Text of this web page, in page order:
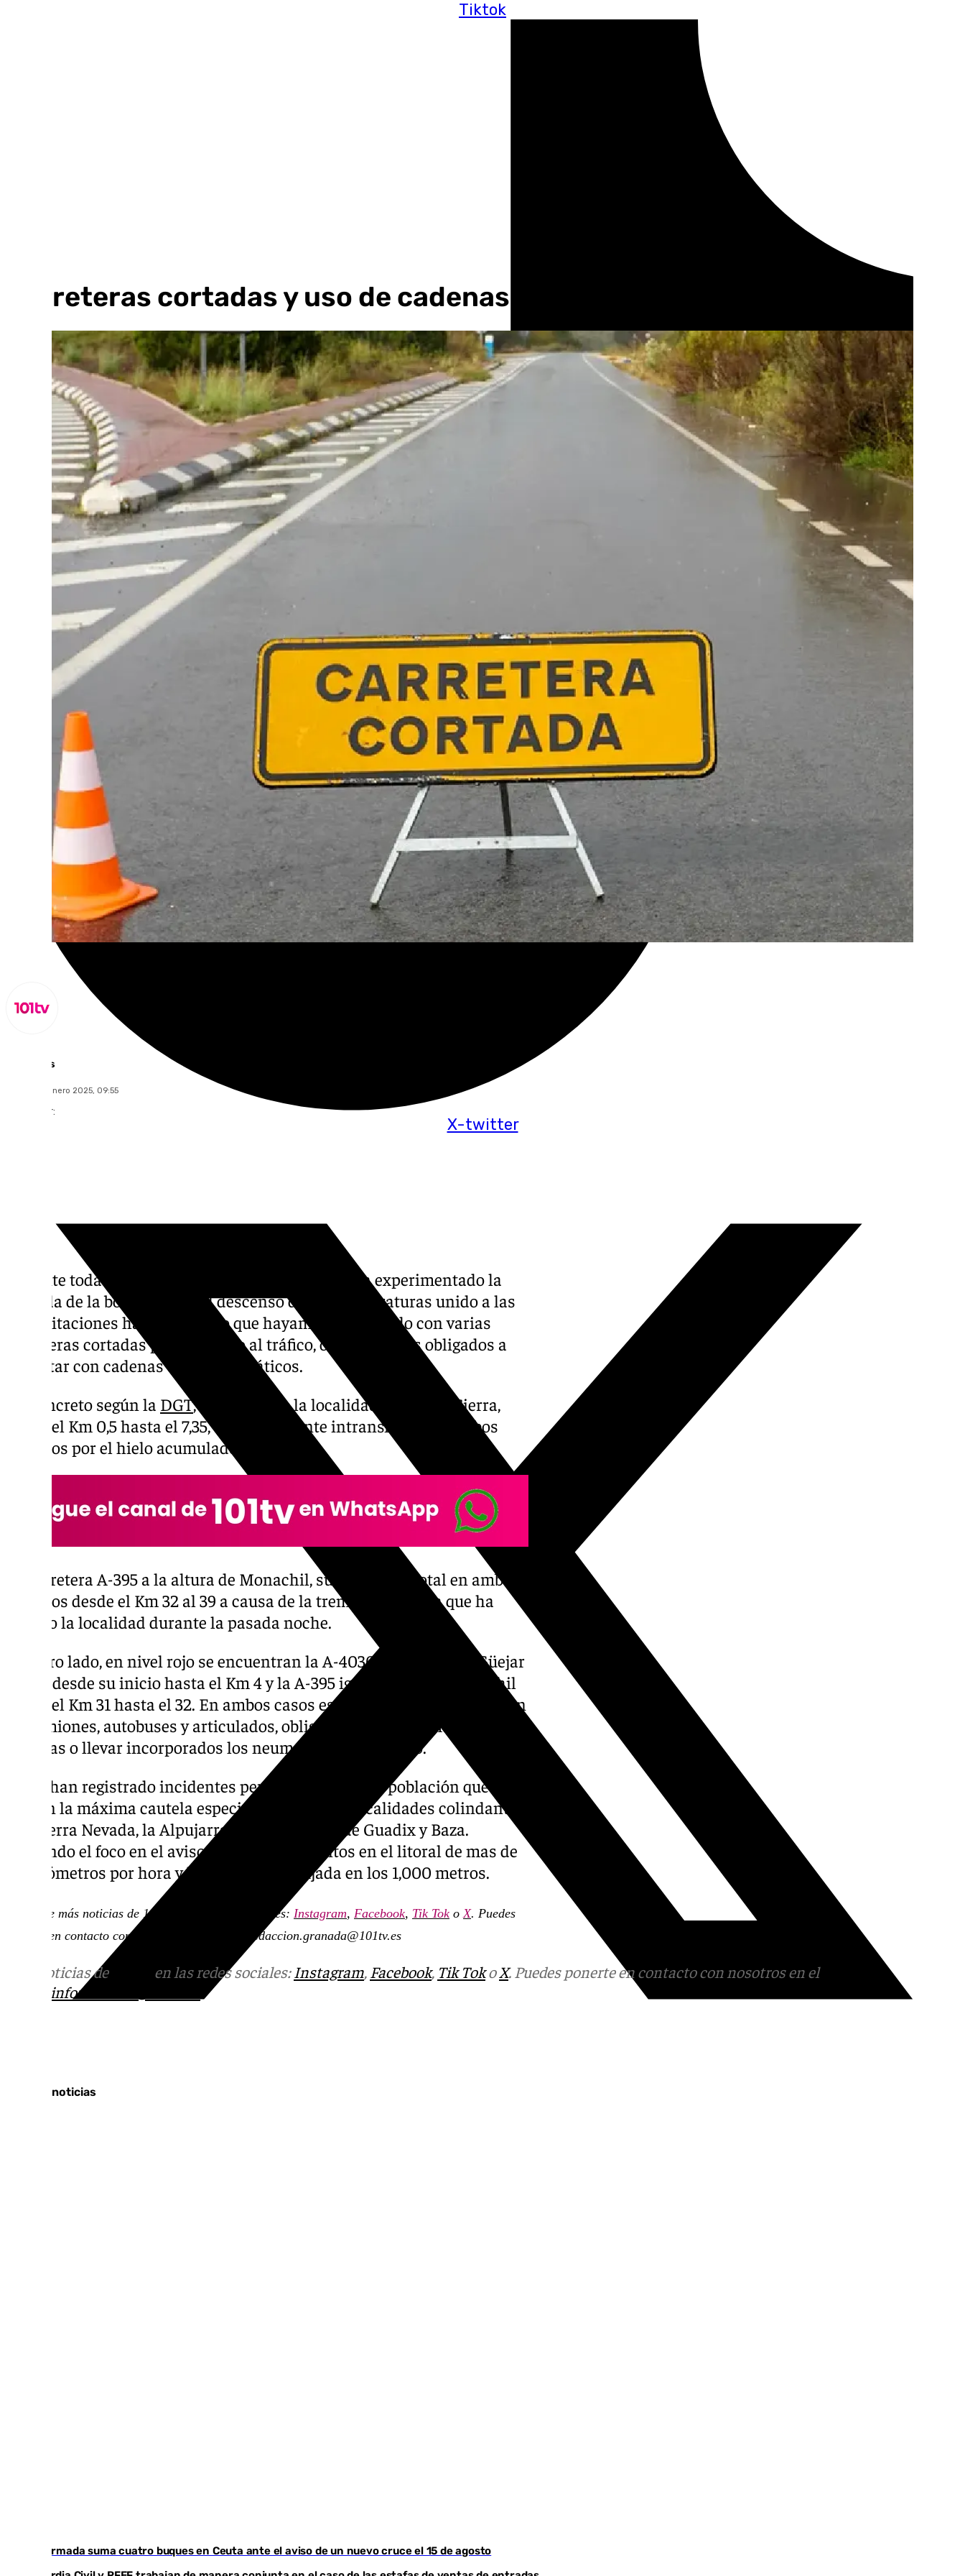
Tiktok
X-twitter
Carreteras cortadas y uso de cadenas debido a la nieve y el hielo
Lynx Devs
jueves, 30 enero 2025, 09:55
Compartir:
Durante toda la noche
y su provincia han experimentado la
entrada de la borrasca Ivo, el descenso de las temperaturas unido a las
precipitaciones han provocado que hayamos amanecido con varias
carreteras cortadas por completo al tráfico, o que estemos obligados a
transitar con cadenas en los neumáticos.
En concreto según la DGT, la A-4025 en la localidad de Güejar Sierra,
desde el Km 0,5 hasta el 7,35, está totalmente intransitable en ambos
sentidos por el hielo acumulado.
La carretera A-395 a la altura de Monachil, sufre el corte total en ambos
sentidos desde el Km 32 al 39 a causa de la tremenda nevada que ha
sufrido la localidad durante la pasada noche.
Por otro lado, en nivel rojo se encuentran la A-4030 a la altura de Güejar
Sierra desde su inicio hasta el Km 4 y la A-395 igualmente en Monachil
desde el Km 31 hasta el 32. En ambos casos está prohibida la circulación
de camiones, autobuses y articulados, obligando a los turismos a usar las
cadenas o llevar incorporados los neumáticos de invierno.
No se han registrado incidentes pero se traslada a la población que
tengan la máxima cautela especialmente en las localidades colindantes
con sierra Nevada, la Alpujarra y las comarcas de Guadix y Baza.
Poniendo el foco en el aviso amarillo por vientos en el litoral de mas de
60 kilómetros por hora y la cota de nieve fijada en los 1,000 metros.
Descubre más noticias de 101Tv en las redes sociales: Instagram, Facebook, Tik Tok o X. Puedes
ponerte en contacto con nosotros en el correo
redaccion.granada@101tv.es
Más noticias de en las redes sociales: Instagram, Facebook, Tik TokoX. Puedes ponerte en contacto con nosotros en el
informativos@101tv.es
Últimas noticias
La Armada suma cuatro buques en Ceuta ante el aviso de un nuevo cruce el 15 de agosto